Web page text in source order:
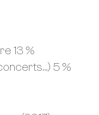
13 %
5 %